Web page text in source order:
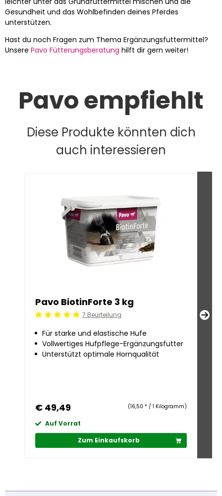
Gesundheit und das Wohlbefinden deines Pferdes
unterstützen.
Hast du noch Fragen zum Thema Ergänzungsfuttermittel?
Unsere Pavo Fütterungsberatung hilft dir gern weiter!
Pavo empfiehlt
Diese Produkte könnten dich
auch interessieren
Pavo BiotinForte 3 kg
Beoordeling: 5/57 Beurteilung
Für starke und elastische Hufe
Vollwertiges Hufpflege-Ergänzungsfutter
Unterstützt optimale Hornqualität
€ 49,49 (16,50 * / 1 Kilogramm)
Auf Vorrat
Zum Einkaufskorb